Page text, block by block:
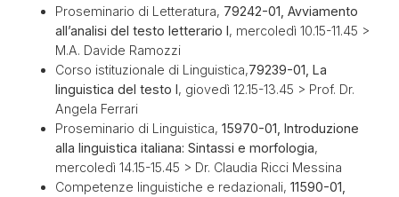
Proseminario di Letteratura, 79242-01, Avviamento
all’analisi del testo letterario I, mercoledì 10.15-11.45 >
M.A. Davide Ramozzi
Corso istituzionale di Linguistica,79239-01, La
linguistica del testo I, giovedì 12.15-13.45 > Prof. Dr.
Angela Ferrari
Proseminario di Linguistica, 15970-01, Introduzione
alla linguistica italiana: Sintassi e morfologia,
mercoledì 14.15-15.45 > Dr. Claudia Ricci Messina
Competenze linguistiche e redazionali, 11590-01,